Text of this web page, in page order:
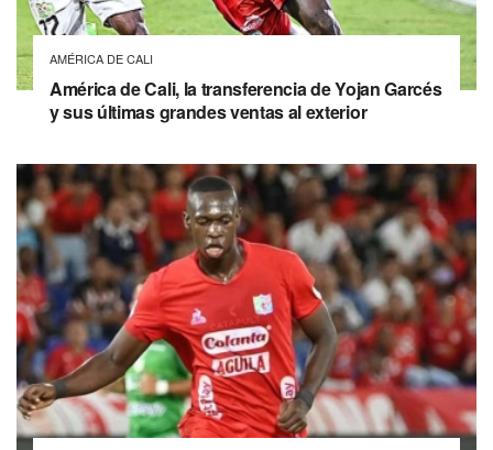
AMÉRICA DE CALI
América de Cali, la transferencia de Yojan Garcés
y sus últimas grandes ventas al exterior